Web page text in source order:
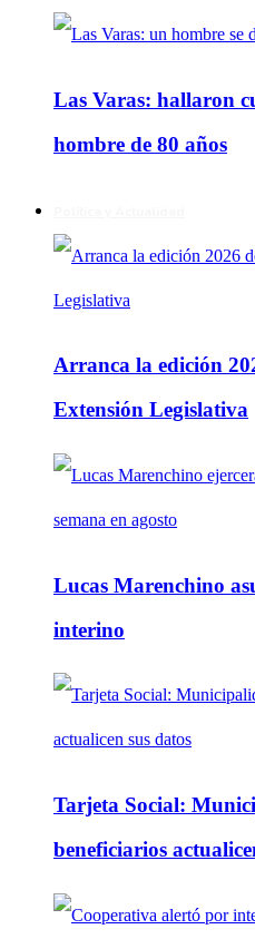
Las Varas: hallaron
hombre de 80 años
Arranca la edición
Extensión Legislativa
Lucas Marenchino
interino
Tarjeta Social:
beneficiarios